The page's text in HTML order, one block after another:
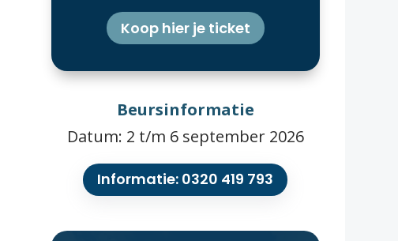
Koop hier je ticket
Beursinformatie
Datum: 2 t/m 6 september 2026
Informatie: 0320 419 793